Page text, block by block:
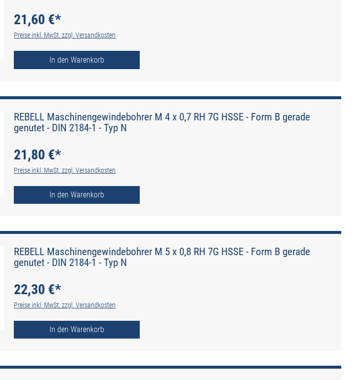
21,60 €*
Preise inkl. MwSt. zzgl. Versandkosten
In den Warenkorb
REBELL Maschinengewindebohrer M 4 x 0,7 RH 7G HSSE - Form B gerade
genutet - DIN 2184-1 - Typ N
21,80 €*
Preise inkl. MwSt. zzgl. Versandkosten
In den Warenkorb
REBELL Maschinengewindebohrer M 5 x 0,8 RH 7G HSSE - Form B gerade
genutet - DIN 2184-1 - Typ N
22,30 €*
Preise inkl. MwSt. zzgl. Versandkosten
In den Warenkorb